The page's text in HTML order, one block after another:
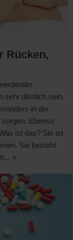
Rücken,
sehr dienlich sein.
in der
Ebenso
ist das? Sie ist
Sie besteht
»